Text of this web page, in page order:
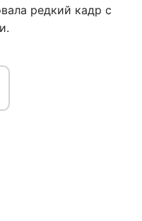
редкий кадр с